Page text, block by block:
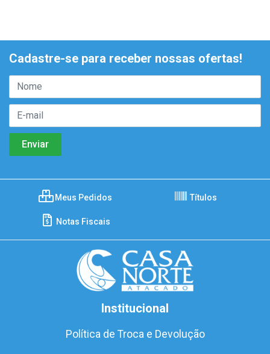
Cadastre-se para receber nossas ofertas!
Meus Pedidos Títulos
Notas Fiscais
Institucional
Política de Troca e Devolução